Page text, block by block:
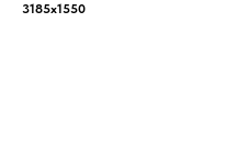
3185х1550